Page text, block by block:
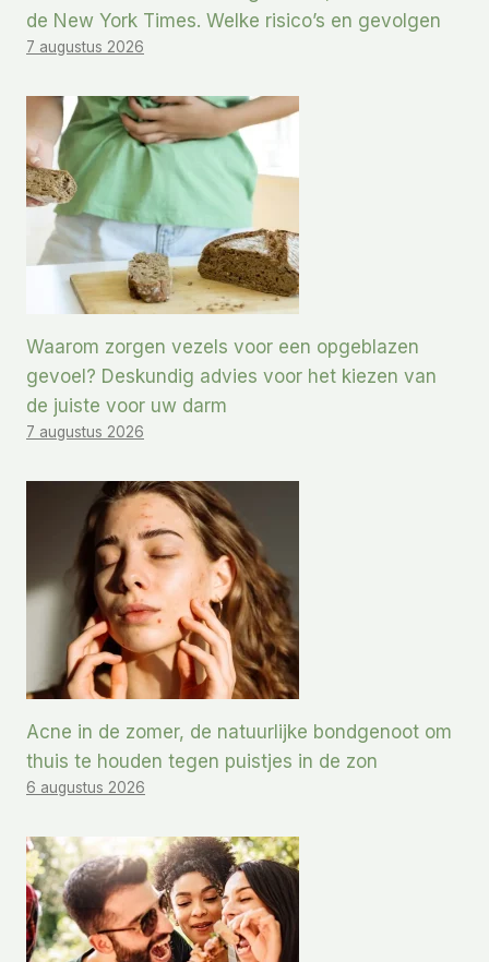
de New York Times. Welke risico’s en gevolgen
7 augustus 2026
Waarom zorgen vezels voor een opgeblazen
gevoel? Deskundig advies voor het kiezen van
de juiste voor uw darm
7 augustus 2026
Acne in de zomer, de natuurlijke bondgenoot om
thuis te houden tegen puistjes in de zon
6 augustus 2026